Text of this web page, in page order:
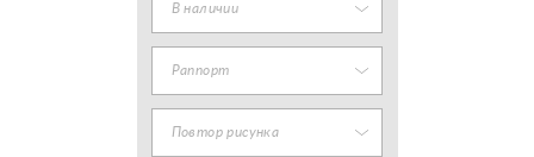
В наличии
Раппорт
Повтор рисунка